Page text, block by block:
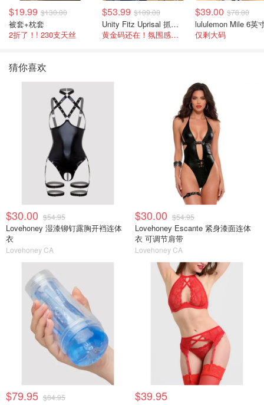
$19.99 $130.00
被套+枕套
2折了！! 230支天丝
$53.99 $109.00
Unity Fitz Uprisal 抓绒卫衣
黄金码还在！氛围感之神
$39.00 $78.00
仅剩大码
猜你喜欢
$30.00 $54.95
Lovehoney 湿漆铆钉露胸开裆连体
衣
Lovehoney CA
$30.00 $54.95
Lovehoney Escante 紧身漆面连体
衣 可调节肩带
Lovehoney CA
$79.95 $84.95 $39.95